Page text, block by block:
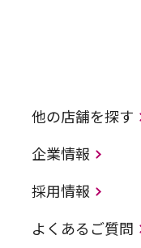
他の店舗を探す
企業情報
採用情報
よくあるご質問